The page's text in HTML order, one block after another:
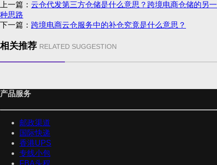
上一篇： 云仓代发第三方仓储是什么意思？跨境电商仓储的另一
种思路
下一篇： 跨境电商云仓服务中的补仓究竟是什么意思？
相关推荐 RELATED SUGGESTION
产品服务
邮政渠道
国际快递
香港UPS
专线小包